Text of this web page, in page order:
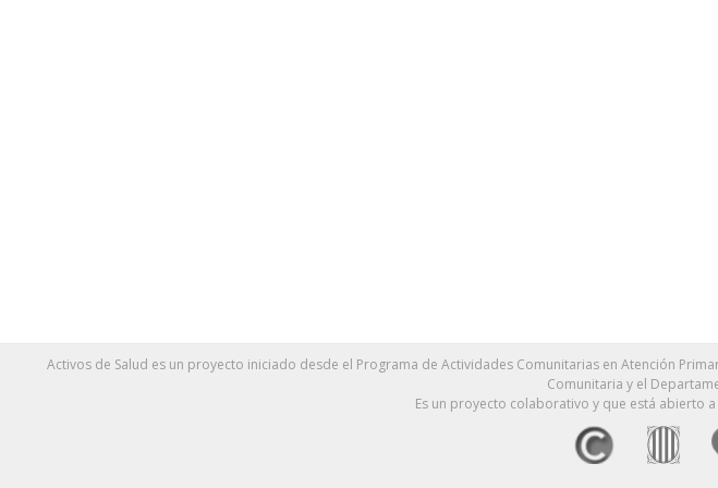
Activos de Salud es un proyecto iniciado desde el Programa de Actividades Comunitarias en Atención
Comunitaria y el
Es un proyecto colaborativo y que está abierto